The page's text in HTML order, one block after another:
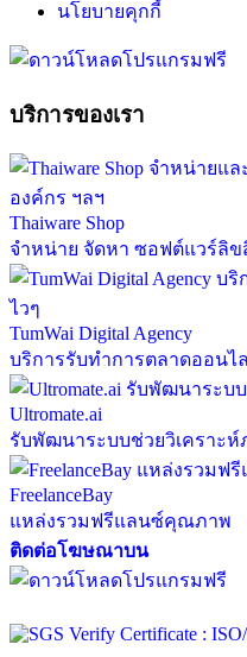
นโยบายคุกกี้
บริการของเรา
Thaiware Shop
จำหน่าย จัดหา ซอฟต์แวร์ลิ
TumWai Digital Agency
บริการรับทำการตลาดออนไ
Ultromate.ai
รับพัฒนาระบบช่วยวิเคราะห์
FreelanceBay
แหล่งรวมฟรีแลนซ์คุณภาพ
ติดต่อโฆษณาบน